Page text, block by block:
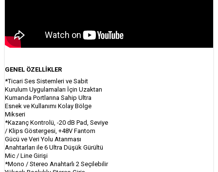
GENEL ÖZELLİKLER
*Ticari Ses Sistemleri ve Sabit
Kurulum Uygulamaları İçin Uzaktan
Kumanda Portlarına Sahip Ultra
Esnek ve Kullanımı Kolay Bölge
Mikseri
*Kazanç Kontrolü, -20 dB Pad, Seviye
/ Klips Göstergesi, +48V Fantom
Gücü ve Veri Yolu Atanması
Anahtarları ile 6 Ultra Düşük Gürültü
Mic / Line Girişi
*Mono / Stereo Anahtarlı 2 Seçilebilir